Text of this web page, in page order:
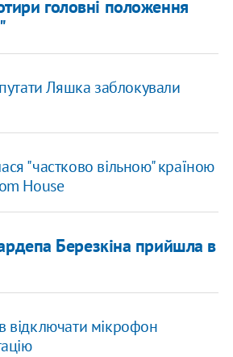
головні положення
Ляшка заблокували
"частково вільною" країною
House
Березкіна прийшла в
відключати мікрофон